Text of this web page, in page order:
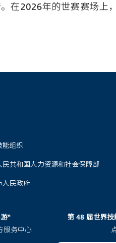
在2026年的世赛赛场上
能组织
民共和国人力资源和社会保障部
人民政府
"
服务中心
第 48 届世界